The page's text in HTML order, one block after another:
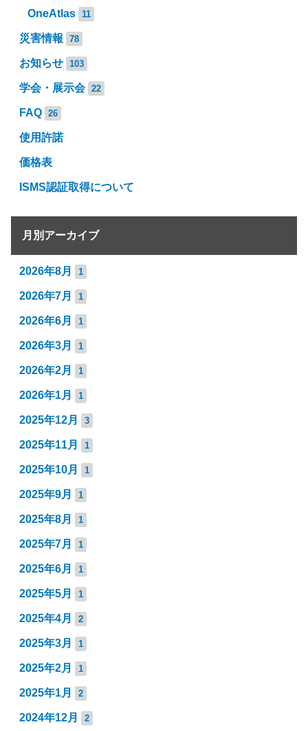
OneAtlas 11
災害情報 78
お知らせ 103
学会・展示会 22
FAQ 26
使用許諾
価格表
ISMS認証取得について
月別アーカイブ
2026年8月 1
2026年7月 1
2026年6月 1
2026年3月 1
2026年2月 1
2026年1月 1
2025年12月 3
2025年11月 1
2025年10月 1
2025年9月 1
2025年8月 1
2025年7月 1
2025年6月 1
2025年5月 1
2025年4月 2
2025年3月 1
2025年2月 1
2025年1月 2
2024年12月 2